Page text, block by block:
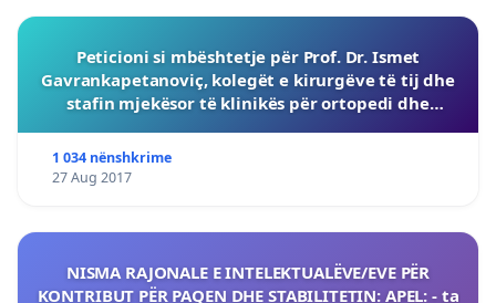
Peticioni si mbështetje për Prof. Dr. Ismet
Gavrankapetanoviç, kolegët e kirurgëve të tij dhe
stafin mjekësor të klinikës për ortopedi dhe
1 034 nënshkrime
27 Aug 2017
NISMA RAJONALE E INTELEKTUALËVE/EVE PËR
KONTRIBUT PËR PAQEN DHE STABILITETIN: APEL: - ta